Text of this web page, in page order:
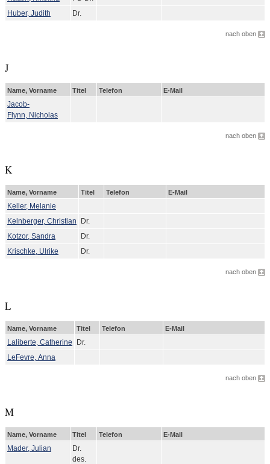
Huber, Judith
Dr.
nach oben
J
Name, Vorname Titel Telefon E-Mail
Jacob-
Flynn, Nicholas
nach oben
K
Name, Vorname Titel Telefon E-Mail
Keller, Melanie
Kelnberger, Christian
Dr.
Kotzor, Sandra
Dr.
Krischke, Ulrike
Dr.
nach oben
L
Name, Vorname Titel Telefon E-Mail
Laliberte, Catherine
Dr.
LeFevre, Anna
nach oben
M
Name, Vorname Titel Telefon E-Mail
Mader, Julian
Dr.
des.